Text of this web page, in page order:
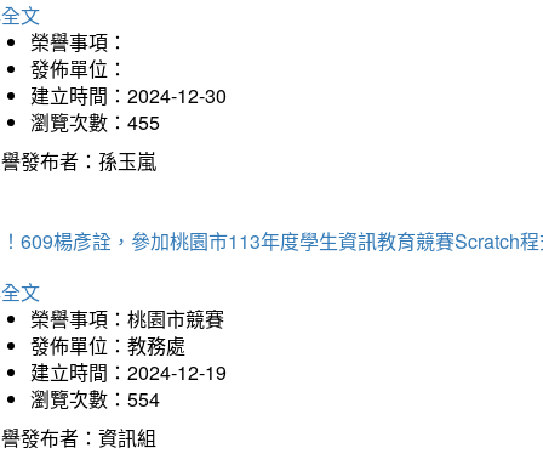
文
榮譽事項：
發佈單位：
建立時間：2024-12-30
瀏覽次數：455
發布者：孫玉嵐
609楊彥詮，參加桃園市113年度學生資訊教育競賽Scratch
文
榮譽事項：桃園市競賽
發佈單位：教務處
建立時間：2024-12-19
瀏覽次數：554
發布者：資訊組